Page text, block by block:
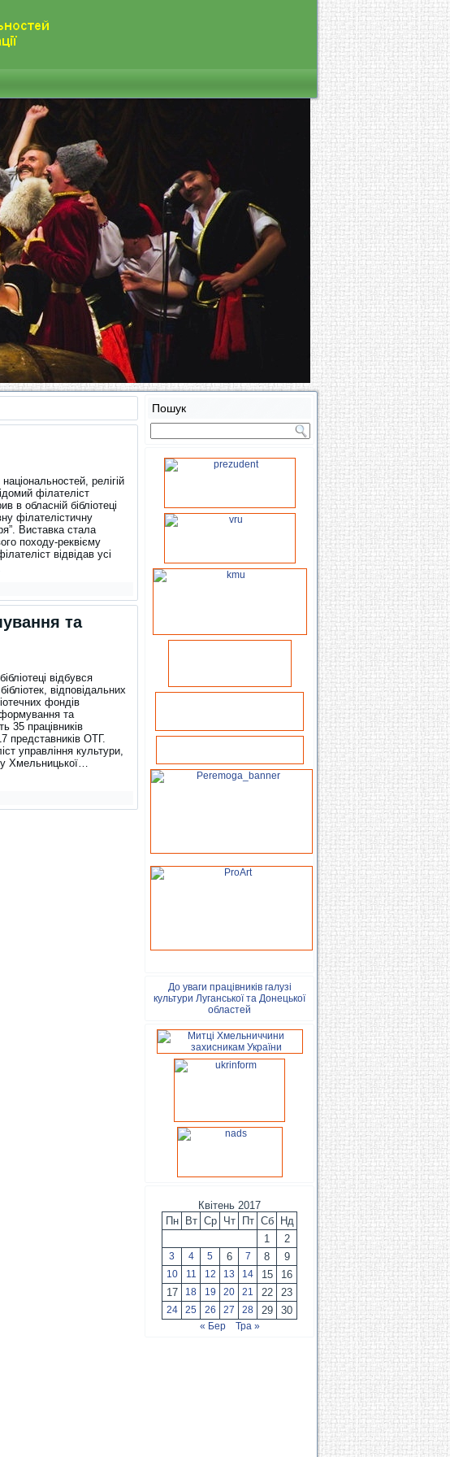
релігій
філателіст
в обласній бібліотеці
філателістичну
Виставка стала
походу-реквієму
відвідав усі
та
відбувся
відповідальних
фондів
формування та
35 працівників
представників ОТГ.
управління культури,
Хмельницької…
Пошук
До уваги працівників галузі
культури Луганської та Донецької
областей
Квітень 2017
Пн
Вт Ср Чт Пт Сб
Нд
1
2
3 4 5 6 7 8 9
10 11 12 13 14 15
16
17
18 19 20 21 22 23
24 25 26 27 28 29 30
« Бер Тра »